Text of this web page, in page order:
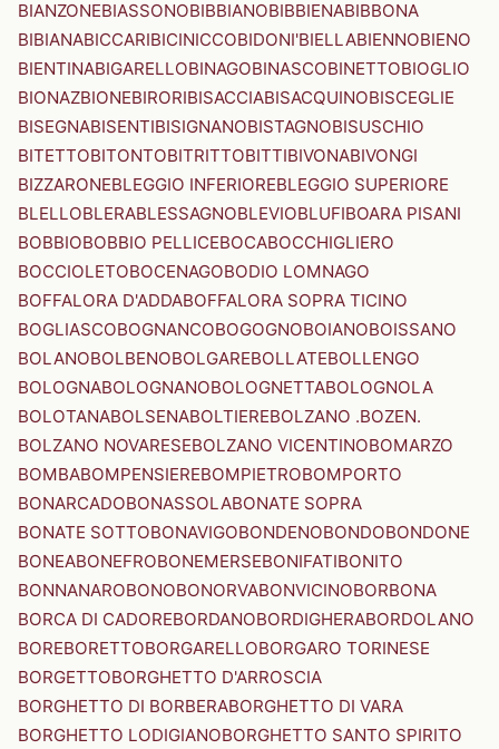
BIANZONEBIASSONOBIBBIANOBIBBIENABIBBONA
BIBIANABICCARIBICINICCOBIDONI'BIELLABIENNOBIENO
BIENTINABIGARELLOBINAGOBINASCOBINETTOBIOGLIO
BIONAZBIONEBIRORIBISACCIABISACQUINOBISCEGLIE
BISEGNABISENTIBISIGNANOBISTAGNOBISUSCHIO
BITETTOBITONTOBITRITTOBITTIBIVONABIVONGI
BIZZARONEBLEGGIO INFERIOREBLEGGIO SUPERIORE
BLELLOBLERABLESSAGNOBLEVIOBLUFIBOARA PISANI
BOBBIOBOBBIO PELLICEBOCABOCCHIGLIERO
BOCCIOLETOBOCENAGOBODIO LOMNAGO
BOFFALORA D'ADDABOFFALORA SOPRA TICINO
BOGLIASCOBOGNANCOBOGOGNOBOIANOBOISSANO
BOLANOBOLBENOBOLGAREBOLLATEBOLLENGO
BOLOGNABOLOGNANOBOLOGNETTABOLOGNOLA
BOLOTANABOLSENABOLTIEREBOLZANO .BOZEN.
BOLZANO NOVARESEBOLZANO VICENTINOBOMARZO
BOMBABOMPENSIEREBOMPIETROBOMPORTO
BONARCADOBONASSOLABONATE SOPRA
BONATE SOTTOBONAVIGOBONDENOBONDOBONDONE
BONEABONEFROBONEMERSEBONIFATIBONITO
BONNANAROBONOBONORVABONVICINOBORBONA
BORCA DI CADOREBORDANOBORDIGHERABORDOLANO
BOREBORETTOBORGARELLOBORGARO TORINESE
BORGETTOBORGHETTO D'ARROSCIA
BORGHETTO DI BORBERABORGHETTO DI VARA
BORGHETTO LODIGIANOBORGHETTO SANTO SPIRITO